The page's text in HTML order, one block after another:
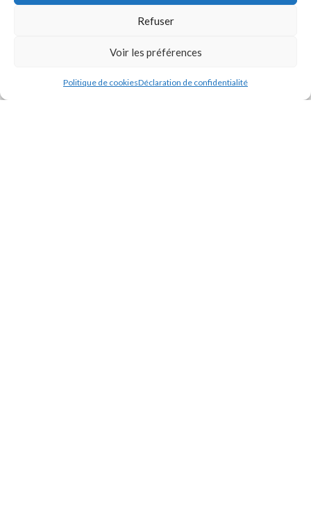
Refuser
Voir les préférences
Politique de cookiesDéclaration de confidentialité
géographique.